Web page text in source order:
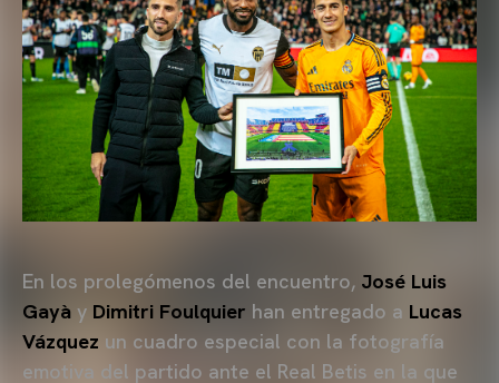
En los prolegómenos del encuentro, José Luis
Gayà y Dimitri Foulquier han entregado a Lucas
Vázquez un cuadro especial con la fotografía
emotiva del partido ante el Real Betis en la que